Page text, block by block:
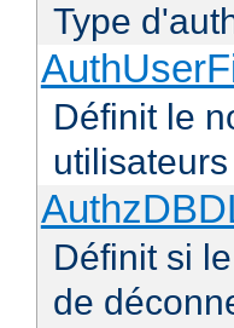
Type
Définit le
Définit si
de